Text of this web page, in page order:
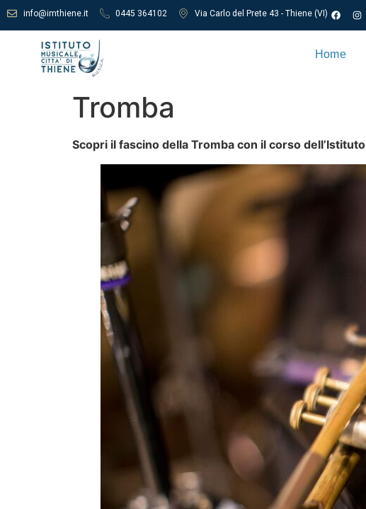
info@imthiene.it 0445 364102 Via Carlo del Prete 43 - Thiene (VI)
Home
Tromba
Scopri il fascino della Tromba con il corso